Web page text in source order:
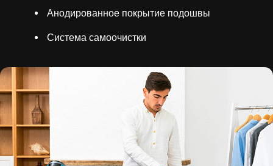
Анодированное покрытие подошвы
Система самоочистки